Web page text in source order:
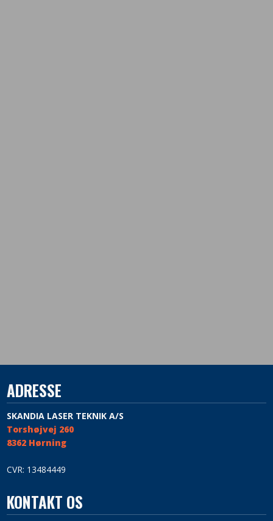
ADRESSE
SKANDIA LASER TEKNIK A/S
Torshøjvej 260
​8362 Hørning
CVR: 13484449
KONTAKT OS